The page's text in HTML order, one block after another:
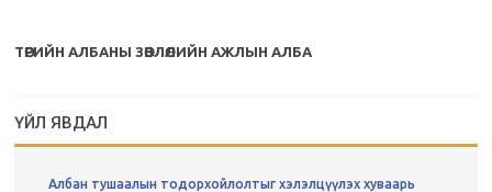
ТӨРИЙН АЛБАНЫ ЗӨВЛӨЛИЙН АЖЛЫН АЛБА
ҮЙЛ ЯВДАЛ
Албан тушаалын тодорхойлолтыг хэлэлцүүлэх хуваарь